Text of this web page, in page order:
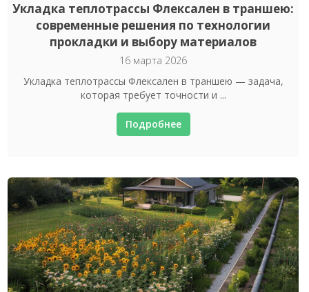
Укладка теплотрассы Флексален в траншею:
современные решения по технологии
прокладки и выбору материалов
16 марта 2026
Укладка теплотрассы Флексален в траншею — задача,
которая требует точности и ...
Подробнее